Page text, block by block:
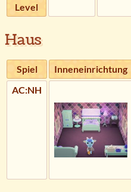
Level
Haus
Spiel Inneneinrichtung
AC:NH